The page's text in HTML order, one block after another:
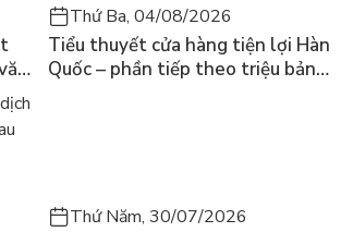
Thứ Ba, 04/08/2026
Tiểu thuyết cửa hàng tiện lợi Hàn
Quốc – phần tiếp theo triệu bản
Thứ Năm, 30/07/2026